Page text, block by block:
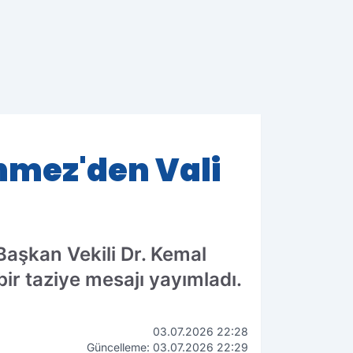
Vali
Vekili Dr. Kemal
taziye mesajı yayımladı.
03.07.2026 22:28
Güncelleme: 03.07.2026 22:29